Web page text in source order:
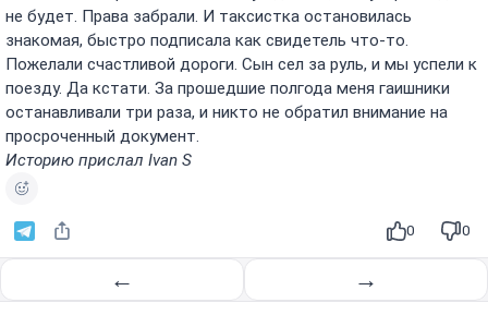
не будет. Права забрали. И таксистка остановилась
знакомая, быстро подписала как свидетель что-то.
Пожелали счастливой дороги. Сын сел за руль, и мы успели к
поезду. Да кстати. За прошедшие полгода меня гаишники
останавливали три раза, и никто не обратил внимание на
просроченный документ.
Историю прислал Ivan S
0 0
← →